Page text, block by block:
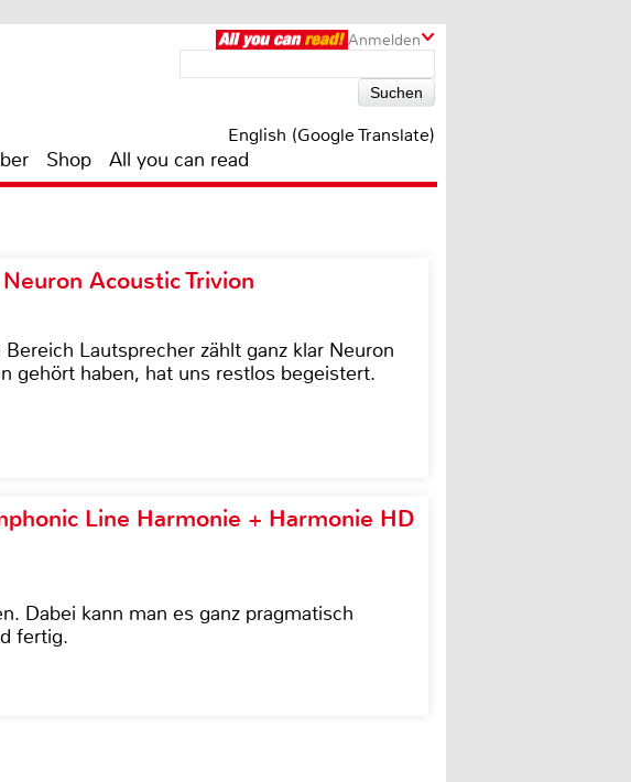
Anmelden
English (Google Translate)
Shop All you can read
Acoustic Trivion
Lautsprecher zählt ganz klar Neuron
gehört haben, hat uns restlos begeistert.
Line Harmonie + Harmonie HD
Dabei kann man es ganz pragmatisch
fertig.